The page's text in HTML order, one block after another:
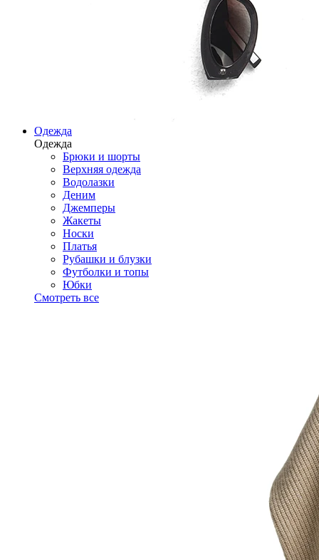
Одежда
Одежда
Брюки и шорты
Верхняя одежда
Водолазки
Деним
Джемперы
Жакеты
Носки
Платья
Рубашки и блузки
Футболки и топы
Юбки
Смотреть все